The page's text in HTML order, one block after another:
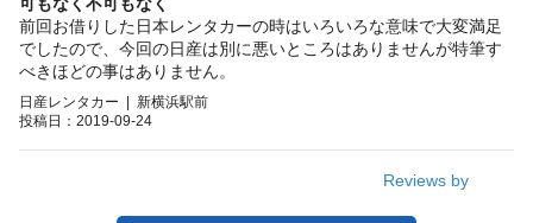
前回お借りした日本レンタカーの時はいろいろな意味で大変満足
でしたので、今回の日産は別に悪いところはありませんが特筆す
べきほどの事はありません。
日産レンタカー | 新横浜駅前
投稿日：2019-09-24
Reviews by